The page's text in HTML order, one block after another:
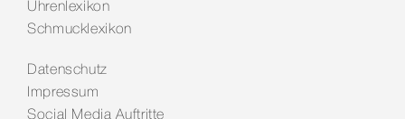
Uhrenlexikon
Schmucklexikon
Datenschutz
Impressum
Social Media Auftritte